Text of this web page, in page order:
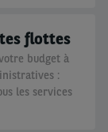
flottes
budget à
:
les services